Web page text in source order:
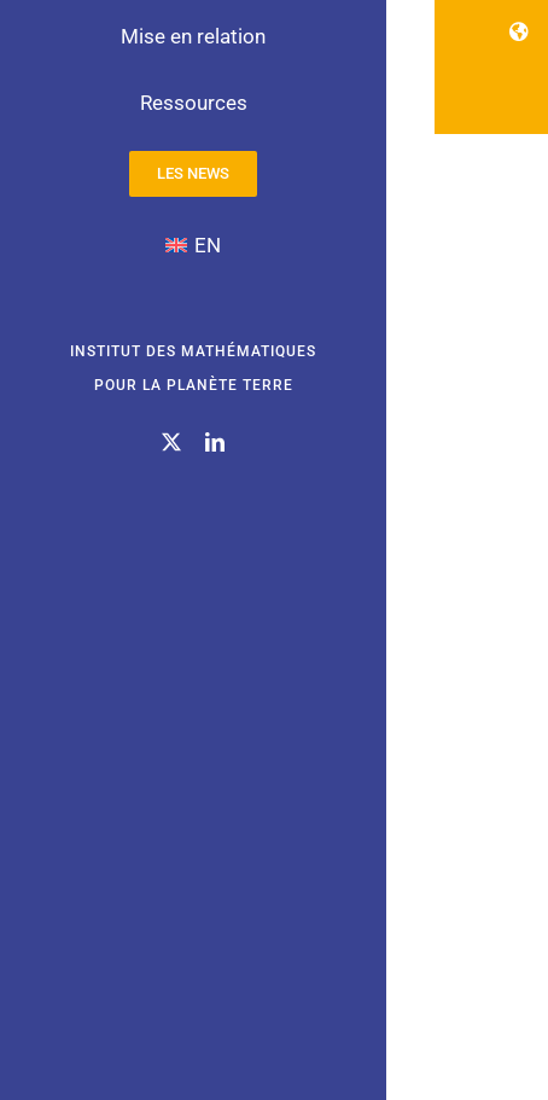
Mise en relation
Ressources
LES NEWS
EN
INSTITUT DES MATHÉMATIQUES
POUR LA PLANÈTE TERRE